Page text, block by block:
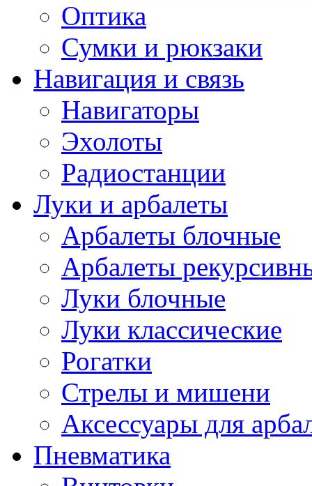
Оптика
Сумки и рюкзаки
Навигация и связь
Навигаторы
Эхолоты
Радиостанции
Луки и арбалеты
Арбалеты блочные
Арбалеты
Луки блочные
Луки классические
Рогатки
Стрелы и мишени
Аксессуары для
Пневматика